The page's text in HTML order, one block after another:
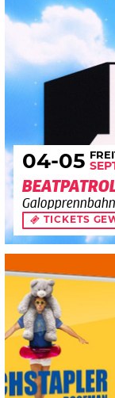
04-05
TICKETS